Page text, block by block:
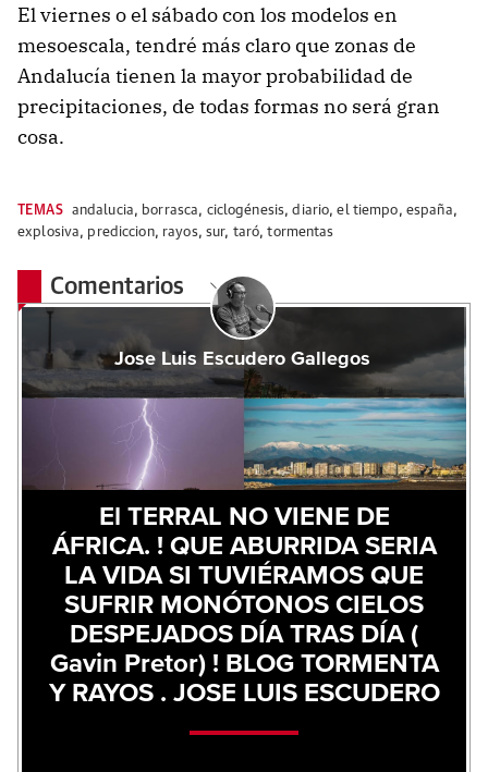
El viernes o el sábado con los modelos en
mesoescala, tendré más claro que zonas de
Andalucía tienen la mayor probabilidad de
precipitaciones, de todas formas no será gran
cosa.
TEMAS andalucia, borrasca, ciclogénesis,diario,el tiempo, españa,
explosiva, prediccion, rayos, sur, taró,tormentas
Comentarios
Jose Luis Escudero Gallegos
El TERRAL NO VIENE DE
ÁFRICA. ! QUE ABURRIDA SERIA
LA VIDA SI TUVIÉRAMOS QUE
SUFRIR MONÓTONOS CIELOS
DESPEJADOS DÍA TRAS DÍA (
Gavin Pretor) ! BLOG TORMENTA
Y RAYOS . JOSE LUIS ESCUDERO